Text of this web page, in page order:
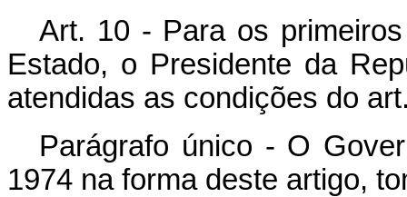
Art. 10 - Para os
Estado, o Presidente da
atendidas as condições do
Parágrafo único - O
1974 na forma deste artigo,